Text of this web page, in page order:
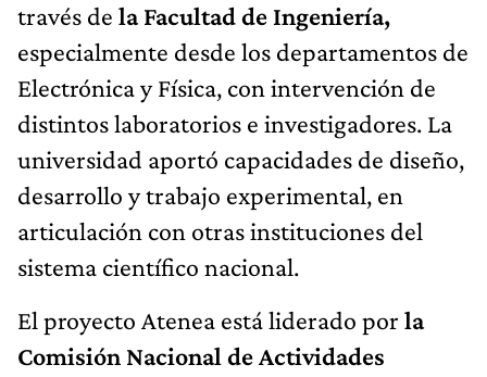
través de la Facultad de Ingeniería,
especialmente desde los departamentos de
Electrónica y Física, con intervención de
distintos laboratorios e investigadores. La
universidad aportó capacidades de diseño,
desarrollo y trabajo experimental, en
articulación con otras instituciones del
sistema científico nacional.
El proyecto Atenea está liderado por la
Comisión Nacional de Actividades